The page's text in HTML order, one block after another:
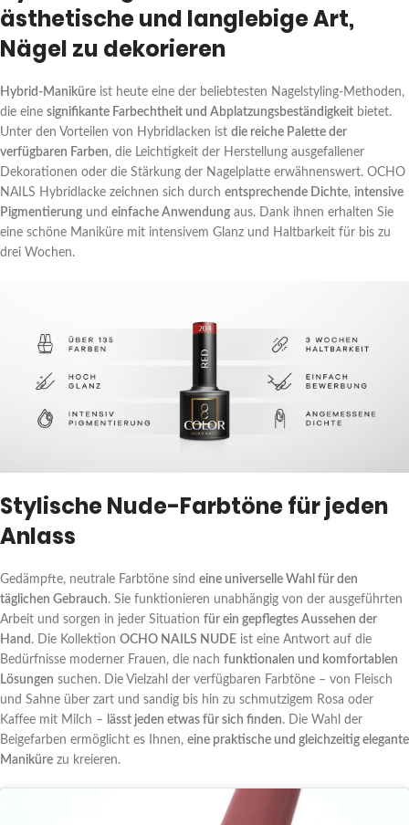
ästhetische und langlebige Art,
Nägel zu dekorieren
Hybrid-Maniküre ist heute eine der beliebtesten Nagelstyling-Methoden,
die eine signifikante Farbechtheit und Abplatzungsbeständigkeit bietet.
Unter den Vorteilen von Hybridlacken ist die reiche Palette der
verfügbaren Farben, die Leichtigkeit der Herstellung ausgefallener
Dekorationen oder die Stärkung der Nagelplatte erwähnenswert. OCHO
NAILS Hybridlacke zeichnen sich durch entsprechende Dichte, intensive
Pigmentierung und einfache Anwendung aus. Dank ihnen erhalten Sie
eine schöne Maniküre mit intensivem Glanz und Haltbarkeit für bis zu
drei Wochen.
Stylische Nude-Farbtöne für jeden
Anlass
Gedämpfte, neutrale Farbtöne sind eine universelle Wahl für den
täglichen Gebrauch. Sie funktionieren unabhängig von der ausgeführten
Arbeit und sorgen in jeder Situation für ein gepflegtes Aussehen der
Hand . Die Kollektion OCHO NAILS NUDE ist eine Antwort auf die
Bedürfnisse moderner Frauen, die nach funktionalen und komfortablen
Lösungen suchen. Die Vielzahl der verfügbaren Farbtöne – von Fleisch
und Sahne über zart und sandig bis hin zu schmutzigem Rosa oder
Kaffee mit Milch – lässt jeden etwas für sich finden. Die Wahl der
Beigefarben ermöglicht es Ihnen, eine praktische und gleichzeitig elegante
Maniküre zu kreieren.